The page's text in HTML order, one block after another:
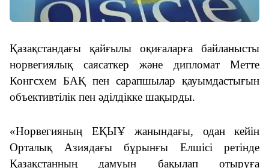
Қазақстандағы қайғылы оқиғаларға байланысты
норвегиялық саясаткер және дипломат Метте
Конгсхем БАҚ пен сарапшылар қауымдастығын
объективтілік пен әділдікке шақырды.
«Норвегияның ЕҚЫҰжанындағы, одан кейін
Орталық Азиядағы бұрынғы Елшісі ретінде
Қазақстанның дамуын бақылап отыруға